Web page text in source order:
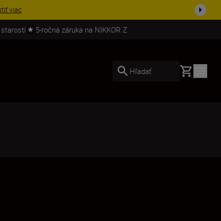
dne...
starostí 5-ročná záruka na NIKKOR Z
Hľadať Basket